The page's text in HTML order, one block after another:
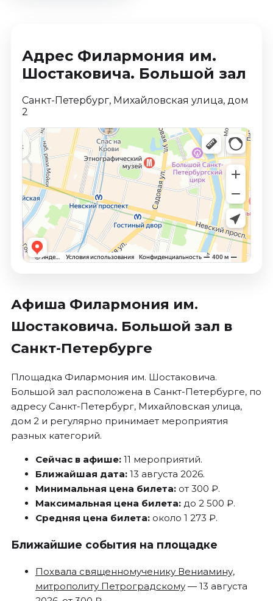
Адрес Филармония им.
Шостаковича. Большой зал
Санкт-Петербург, Михайловская улица, дом
2
Афиша Филармония им.
Шостаковича. Большой зал в
Санкт-Петербурге
Площадка Филармония им. Шостаковича.
Большой зал расположена в Санкт-Петербурге, по
адресу Санкт-Петербург, Михайловская улица,
дом 2 и регулярно принимает мероприятия
разных категорий.
Сейчас в афише:11 мероприятий.
Ближайшая дата:13 августа 2026.
Минимальная цена билета:от 300 ₽.
Максимальная цена билета:до 2 500 ₽.
Средняя цена билета:около 1 273 ₽.
Ближайшие события на площадке
Похвала священномученику Вениамину,
митрополиту Петроградскому— 13 августа